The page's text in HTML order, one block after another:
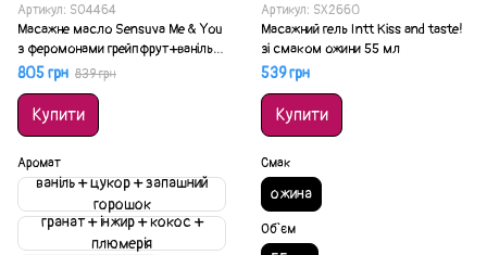
Артикул: SO4464
Масажне масло Sensuva Me & You
з феромонами грейпфрут+ваніль
(125 мл)
805 грн 839 грн
Купити
Аромат
ваніль + цукор + запашний
горошок
гранат + інжир + кокос +
плюмерія
Артикул: SX2660
Масажний гель Intt Kiss and taste!
зі смаком ожини 55 мл
539 грн
Купити
Смак
ожина
Об`єм